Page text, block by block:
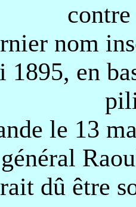
nom
1895, en
le 13
général
dû être